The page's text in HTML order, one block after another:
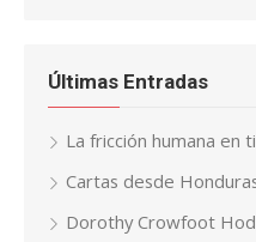
Últimas Entradas
La fricción humana en
Cartas desde
Dorothy Crowfoot